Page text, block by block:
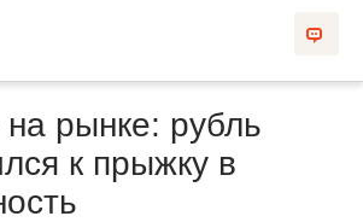
рынке: рубль
к прыжку в